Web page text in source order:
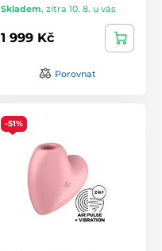
Skladem, zítra 10. 8. u vás
1 999 Kč
Porovnat
-51%